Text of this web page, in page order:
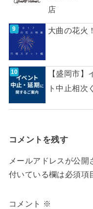
店
大曲の花火
【盛岡市
ト中止相次
コメントを残す
メールアドレスが公開
付いている欄は必須項
コメント ※